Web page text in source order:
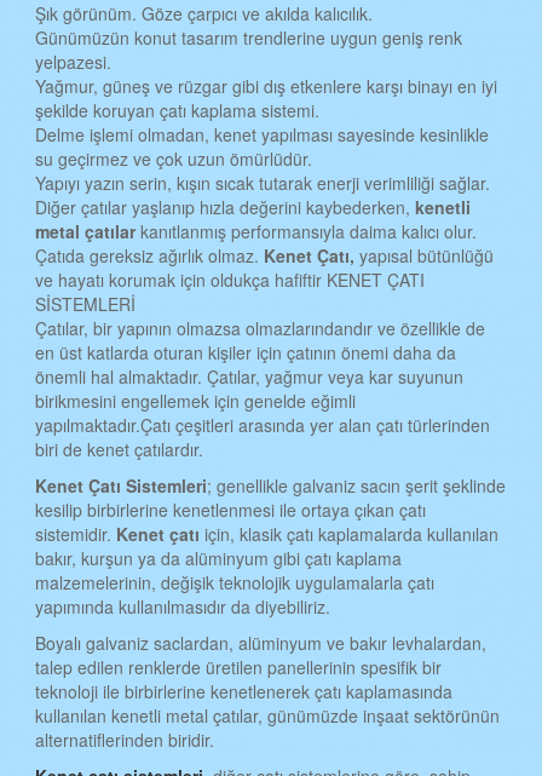
ERZİNCAN KENET ÇATI
ERZURUM KENET ÇATI
ESKİŞEHİR KENET ÇATI
GAZİANTEP KENET ÇATI
GİRESUN KENET ÇATI
GÜMÜŞHANE KENET ÇATI
HAKKARİ KENET ÇATI
HATAY KENET ÇATI
ISPARTA KENET ÇATI
MERSİN KENET ÇATI
iSTANBUL KENET ÇATI
İZMİR KENET ÇATI
KARS KENET ÇATI
KASTAMONU KENET ÇATI
KAYSERİ KENET ÇATI
KIRKLARELİ KENET ÇATI
KIRŞEHİR KENET ÇATI
KOCAELİ KENET ÇATI
Şık görünüm. Göze çarpıcı ve akılda kalıcılık.
Günümüzün konut tasarım trendlerine uygun geniş renk
yelpazesi.
Yağmur, güneş ve rüzgar gibi dış etkenlere karşı binayı en iyi
şekilde koruyan çatı kaplama sistemi.
Delme işlemi olmadan, kenet yapılması sayesinde kesinlikle
su geçirmez ve çok uzun ömürlüdür.
Yapıyı yazın serin, kışın sıcak tutarak enerji verimliliği sağlar.
Diğer çatılar yaşlanıp hızla değerini kaybederken,kenetli
metal çatılarkanıtlanmış performansıyla daima kalıcı olur.
Çatıda gereksiz ağırlık olmaz. Kenet Çatı, yapısal bütünlüğü
ve hayatı korumak için oldukça hafiftir KENET ÇATI
SİSTEMLERİ
Çatılar, bir yapının olmazsa olmazlarındandır ve özellikle de
en üst katlarda oturan kişiler için çatının önemi daha da
önemli hal almaktadır. Çatılar, yağmur veya kar suyunun
birikmesini engellemek için genelde eğimli
yapılmaktadır.Çatı çeşitleri arasında yer alan çatı türlerinden
biri de kenet çatılardır.
Kenet Çatı Sistemleri; genellikle galvaniz sacın şerit şeklinde
kesilip birbirlerine kenetlenmesi ile ortaya çıkan çatı
sistemidir. Kenet çatıiçin, klasik çatı kaplamalarda kullanılan
bakır, kurşun ya da alüminyum gibi çatı kaplama
malzemelerinin, değişik teknolojik uygulamalarla çatı
yapımında kullanılmasıdır da diyebiliriz.
Boyalı galvaniz saclardan, alüminyum ve bakır levhalardan,
talep edilen renklerde üretilen panellerinin spesifik bir
teknoloji ile birbirlerine kenetlenerek çatı kaplamasında
kullanılan kenetli metal çatılar, günümüzde inşaat sektörünün
alternatiflerinden biridir.